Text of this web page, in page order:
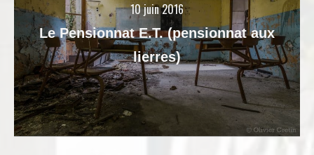
10 juin 2016
Le Pensionnat E.T. (pensionnat aux
lierres)